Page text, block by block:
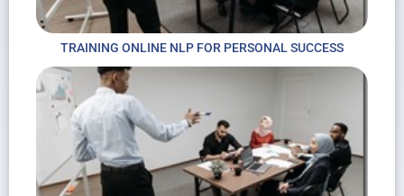
TRAINING ONLINE NLP FOR PERSONAL SUCCESS